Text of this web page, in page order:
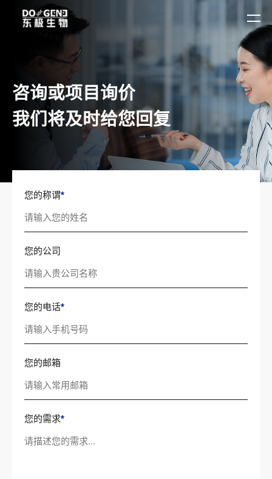
咨询或项目询价
我们将及时给您回复
您的称谓*
您的公司
您的电话*
您的邮箱
您的需求*